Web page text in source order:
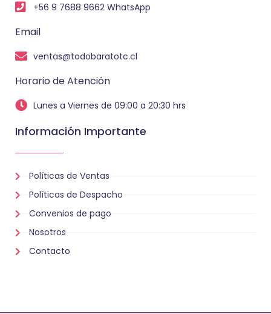
+56 9 7688 9662 WhatsApp
Email
ventas@todobaratotc.cl
Horario de Atención
Lunes a Viernes de 09:00 a 20:30 hrs
Información Importante
Políticas de Ventas
Políticas de Despacho
Convenios de pago
Nosotros
Contacto